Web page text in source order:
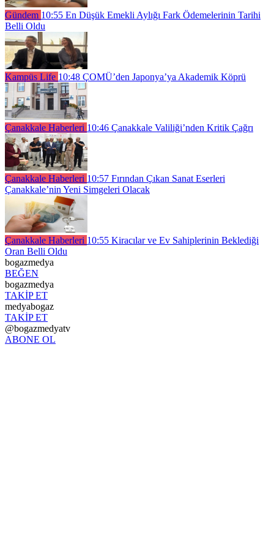
Gündem 10:55 En Düşük Emekli Aylığı Fark Ödemelerinin Tarihi
Belli Oldu
Kampüs Life 10:48 ÇOMÜ’den Japonya’ya Akademik Köprü
Çanakkale Haberleri 10:46 Çanakkale Valiliği’nden Kritik Çağrı
Çanakkale Haberleri 10:57 Fırından Çıkan Sanat Eserleri
Çanakkale’nin Yeni Simgeleri Olacak
Çanakkale Haberleri 10:55 Kiracılar ve Ev Sahiplerinin Beklediği
Oran Belli Oldu
bogazmedya
BEĞEN
bogazmedya
TAKİP ET
medyabogaz
TAKİP ET
@bogazmedyatv
ABONE OL